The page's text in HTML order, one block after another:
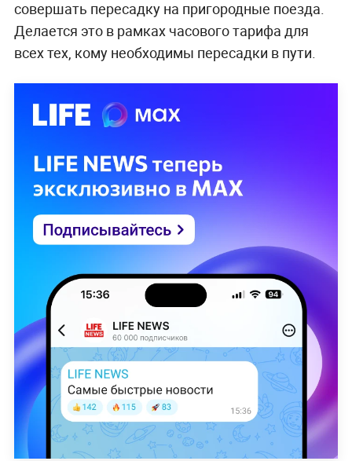
совершать пересадку на пригородные поезда.
Делается это в рамках часового тарифа для
всех тех, кому необходимы пересадки в пути.